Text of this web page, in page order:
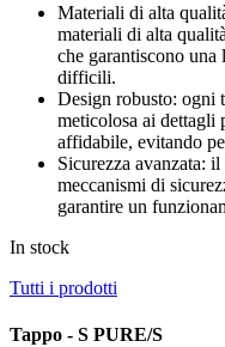
Materiali di alta
materiali di alta
che garantiscono
difficili.
Design robusto: ogni
meticolosa ai dettagli
affidabile, evitando
Sicurezza avanzata:
meccanismi di
garantire un
In stock
Tutti i prodotti
Tappo - S PURE/S